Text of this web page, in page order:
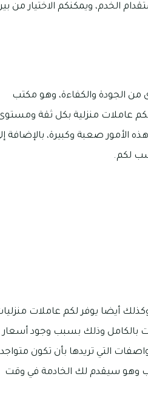
الخدم، ويمكنكم الاختيار من
الجودة والكفاءة، وهو مكتب
لكم عاملات منزلية بكل ثقة
الأمور صعبة وكبيرة، بالإضافة
لكم.
أيضا يوفر لكم عاملات
بالكامل وذلك بسبب وجود أسعار
التي تريدها بأن تكون
وهو سيقدم لك الخادمة في وقت